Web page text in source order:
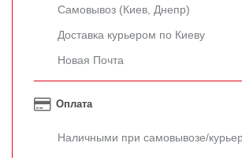
Самовывоз (Киев, Днепр)
Доставка курьером по Киеву
Новая Почта
Оплата
Наличными при самовывозе/